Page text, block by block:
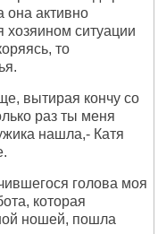
она активно
хозяином ситуации
то
вытирая кончу со
раз ты меня
нашла,- Катя
голова моя
которая
ношей, пошла